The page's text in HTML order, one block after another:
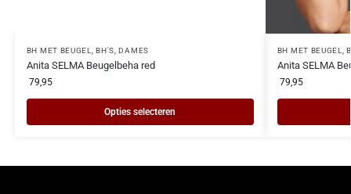
BH MET BEUGEL, BH'S, DAMES
Anita SELMA Beugelbeha red
79,95
Opties selecteren
BH MET BEUGEL,
Anita SELMA
79,95